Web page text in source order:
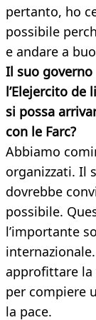
pertanto, ho
possibile
e andare a
Il suo
l’Elejercito de
si possa
con le Farc?
Abbiamo
organizzati. Il
dovrebbe
possibile.
l’importante
approfittare la
per compiere
la pace.